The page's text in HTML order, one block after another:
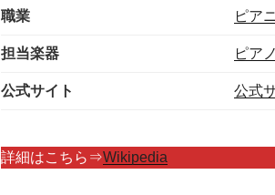
職業 ピア
担当楽器 ピアノ
公式サイト 公式
詳細はこちら⇒Wikipedia